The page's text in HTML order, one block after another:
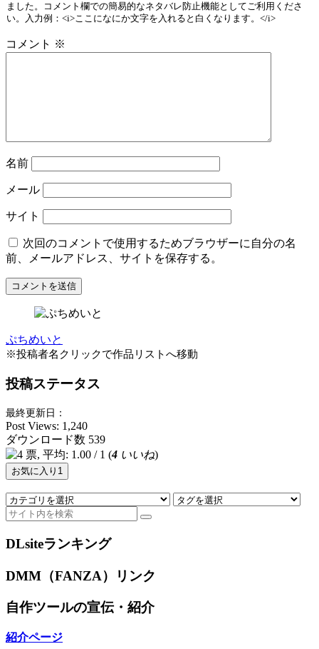
ました。コメント欄での簡易的なネタバレ防止機能としてご利用くださ
い。入力例：<i>ここになにか文字を入れると白くなります。</i>
コメント ※
名前
メール
サイト
次回のコメントで使用するためブラウザーに自分の名
前、メールアドレス、サイトを保存する。
ぷちめいと
※投稿者名クリックで作品リストへ移動
投稿ステータス
最終更新日：
Post Views: 1,240
ダウンロード数 539
(4 いいね)
お気に入り 1
DLsiteランキング
DMM（FANZA）リンク
自作ツールの宣伝・紹介
紹介ページ